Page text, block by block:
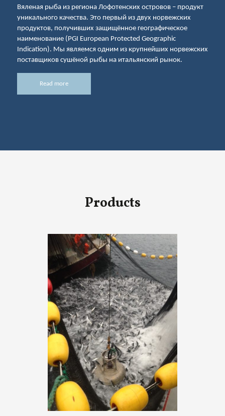
Вяленая рыба из региона Лофотенских островов – продукт
уникального качества. Это первый из двух норвежских
продуктов, получивших защищённое географическое
наименование (PGI European Protected Geographic
Indication). Мы являемся одним из крупнейших норвежских
поставщиков сушёной рыбы на итальянский рынок.
Read more
Products